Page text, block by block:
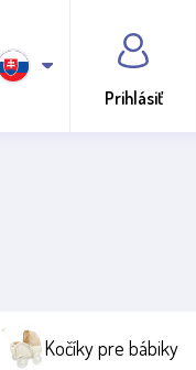
Prihlásiť
Kočíky pre bábiky